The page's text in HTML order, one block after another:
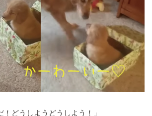
！どうしようどうしよう！」